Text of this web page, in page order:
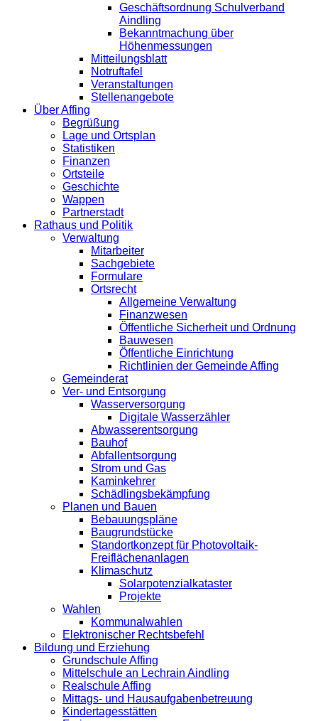
Geschäftsordnung Schulverband
Aindling
Bekanntmachung über
Höhenmessungen
Mitteilungsblatt
Notruftafel
Veranstaltungen
Stellenangebote
Über Affing
Begrüßung
Lage und Ortsplan
Statistiken
Finanzen
Ortsteile
Geschichte
Wappen
Partnerstadt
Rathaus und Politik
Verwaltung
Mitarbeiter
Sachgebiete
Formulare
Ortsrecht
Allgemeine Verwaltung
Finanzwesen
Öffentliche Sicherheit und Ordnung
Bauwesen
Öffentliche Einrichtung
Richtlinien der Gemeinde Affing
Gemeinderat
Ver- und Entsorgung
Wasserversorgung
Digitale Wasserzähler
Abwasserentsorgung
Bauhof
Abfallentsorgung
Strom und Gas
Kaminkehrer
Schädlingsbekämpfung
Planen und Bauen
Bebauungspläne
Baugrundstücke
Standortkonzept für Photovoltaik-
Freiflächenanlagen
Klimaschutz
Solarpotenzialkataster
Projekte
Wahlen
Kommunalwahlen
Elektronischer Rechtsbefehl
Bildung und Erziehung
Grundschule Affing
Mittelschule an Lechrain Aindling
Realschule Affing
Mittags- und Hausaufgabenbetreuung
Kindertagesstätten